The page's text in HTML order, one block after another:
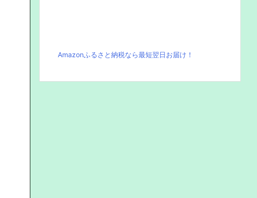
Amazonふるさと納税なら最短翌日お届け！